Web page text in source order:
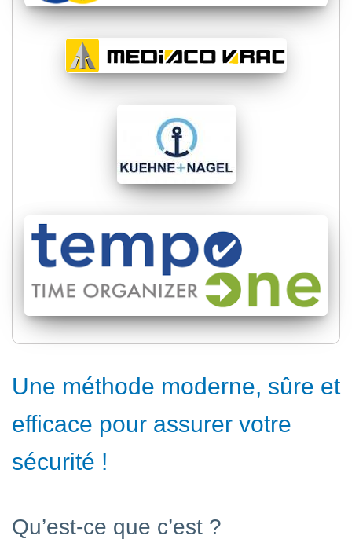
Une méthode moderne, sûre et
efficace pour assurer votre
sécurité !
Qu’est-ce que c’est ?